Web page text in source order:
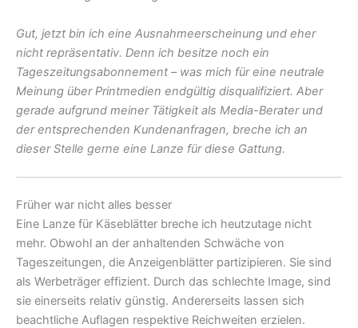
Gut, jetzt bin ich eine Ausnahmeerscheinung und eher
nicht repräsentativ. Denn ich besitze noch ein
Tageszeitungsabonnement – was mich für eine neutrale
Meinung über Printmedien endgültig disqualifiziert. Aber
gerade aufgrund meiner Tätigkeit als Media-Berater und
der entsprechenden Kundenanfragen, breche ich an
dieser Stelle gerne eine Lanze für diese Gattung.
Früher war nicht alles besser
Eine Lanze für Käseblätter breche ich heutzutage nicht
mehr. Obwohl an der anhaltenden Schwäche von
Tageszeitungen, die Anzeigenblätter partizipieren. Sie sind
als Werbeträger effizient. Durch das schlechte Image, sind
sie einerseits relativ günstig. Andererseits lassen sich
beachtliche Auflagen respektive Reichweiten erzielen.